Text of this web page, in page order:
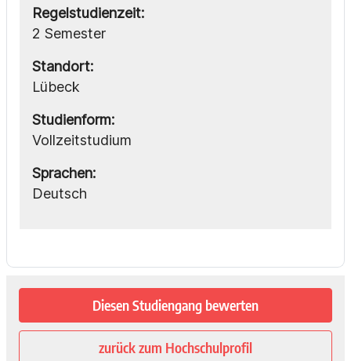
Regelstudienzeit:
2 Semester
Standort:
Lübeck
Studienform:
Vollzeitstudium
Sprachen:
Deutsch
Diesen Studiengang bewerten
zurück zum Hochschulprofil